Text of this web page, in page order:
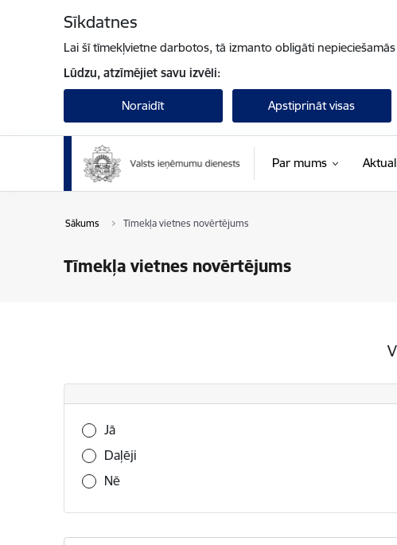
Sīkdatnes
Lai šī tīmekļvietne darbotos, tā izmanto obligāti
Lūdzu, atzīmējiet savu izvēli:
Noraidīt Apstiprināt visas
Par mums
Sākums Tīmekļa vietnes novērtējums
Tīmekļa vietnes novērtējums
Vai šī informācija bija noderīga?
Jā
Daļēji
Nē